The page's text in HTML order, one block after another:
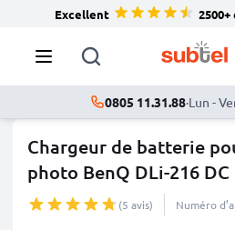
Excellent 2500+
0805 11.31.88·Lun -
Chargeur de batterie
photo BenQ DLi-216 DC
(5 avis) Numéro